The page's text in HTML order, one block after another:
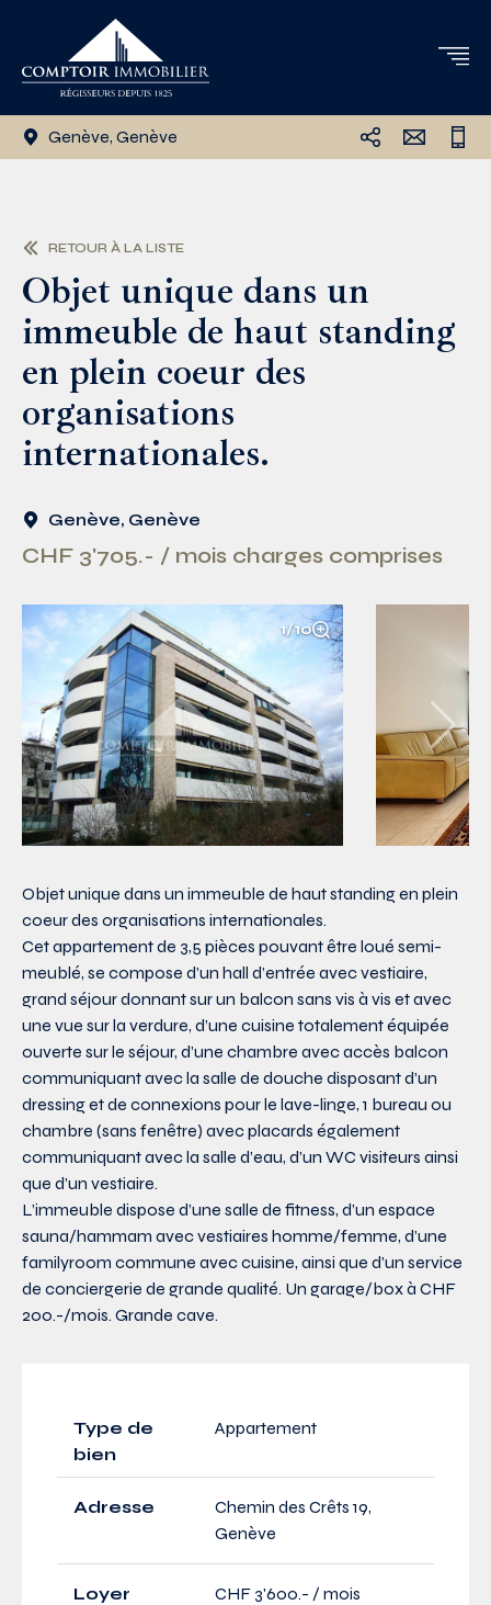
Genève, Genève
RETOUR À LA LISTE
Objet unique dans un
immeuble de haut standing
en plein coeur des
organisations
internationales.
Genève, Genève
CHF 3'705.- / mois charges comprises
1/10
Objet unique dans un immeuble de haut standing en plein
coeur des organisations internationales.
Cet appartement de 3,5 pièces pouvant être loué semi-
meublé, se compose d’un hall d’entrée avec vestiaire,
grand séjour donnant sur un balcon sans vis à vis et avec
une vue sur la verdure, d’une cuisine totalement équipée
ouverte sur le séjour, d’une chambre avec accès balcon
communiquant avec la salle de douche disposant d’un
dressing et de connexions pour le lave-linge, 1 bureau ou
chambre (sans fenêtre) avec placards également
communiquant avec la salle d’eau, d’un WC visiteurs ainsi
que d’un vestiaire.
L’immeuble dispose d’une salle de fitness, d’un espace
sauna/hammam avec vestiaires homme/femme, d’une
familyroom commune avec cuisine, ainsi que d’un service
de conciergerie de grande qualité. Un garage/box à CHF
200.-/mois. Grande cave.
Type de
bien
Appartement
Adresse
Chemin des Crêts 19,
Genève
Loyer CHF 3'600.- / mois